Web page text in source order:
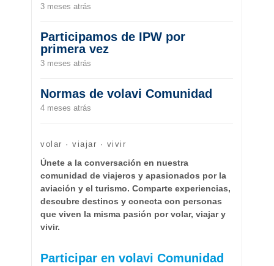
3 meses atrás
Participamos de IPW por
primera vez
3 meses atrás
Normas de volavi Comunidad
4 meses atrás
volar · viajar · vivir
Únete a la conversación en nuestra
comunidad de viajeros y apasionados por la
aviación y el turismo. Comparte experiencias,
descubre destinos y conecta con personas
que viven la misma pasión por volar, viajar y
vivir.
Participar en volavi Comunidad